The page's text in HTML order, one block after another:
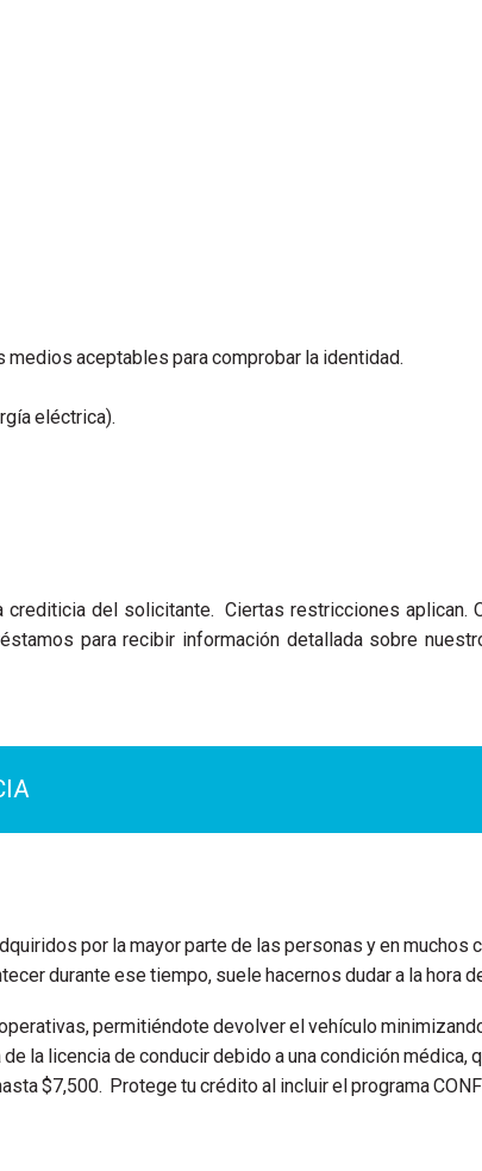
aceptables para comprobar la identidad.
eléctrica).
del solicitante. Ciertas restricciones aplican.
para recibir información detallada sobre
por la mayor parte de las personas y en
durante ese tiempo, suele hacernos dudar a la hora
permitiéndote devolver el vehículo
la licencia de conducir debido a una condición médica,
$7,500. Protege tu crédito al incluir el programa